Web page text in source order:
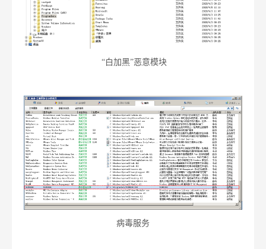
“白加黑”恶意模块
病毒服务